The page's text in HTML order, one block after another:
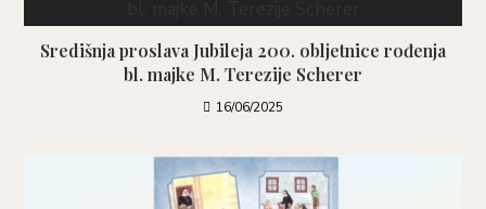
Središnja proslava Jubileja 200. obljetnice rođenja
bl. majke M. Terezije Scherer
16/06/2025